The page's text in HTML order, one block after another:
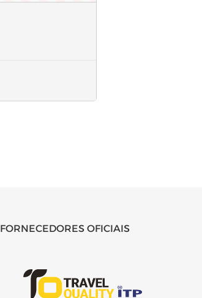
FORNECEDORES OFICIAIS